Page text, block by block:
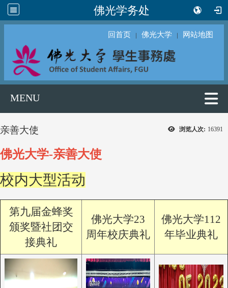
佛光学务处
回首页 ｜ 佛光大学 ｜ 网站地图
MENU
浏览人次: 16391
亲善大使
佛光大学-亲善大使
校内大型活动
第九届金蜂奖
颁奖暨社团交
接典礼
佛光大学23
周年校庆典礼
佛光大学112
年毕业典礼